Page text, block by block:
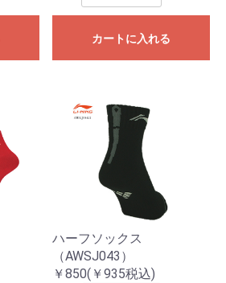
カートに入れる
ハーフソックス
（AWSJ043）
￥850(￥935税込)